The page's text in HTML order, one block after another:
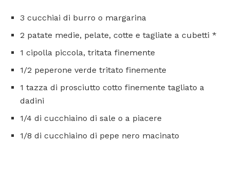
3 cucchiai di burro o margarina
2 patate medie, pelate, cotte e tagliate a cubetti *
1 cipolla piccola, tritata finemente
1/2 peperone verde tritato finemente
1 tazza di prosciutto cotto finemente tagliato a
dadini
1/4 di cucchiaino di sale o a piacere
1/8 di cucchiaino di pepe nero macinato